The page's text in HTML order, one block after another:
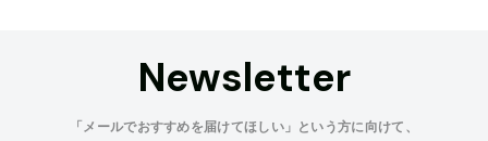
Newsletter
「メールでおすすめを届けてほしい」という方に向けて、